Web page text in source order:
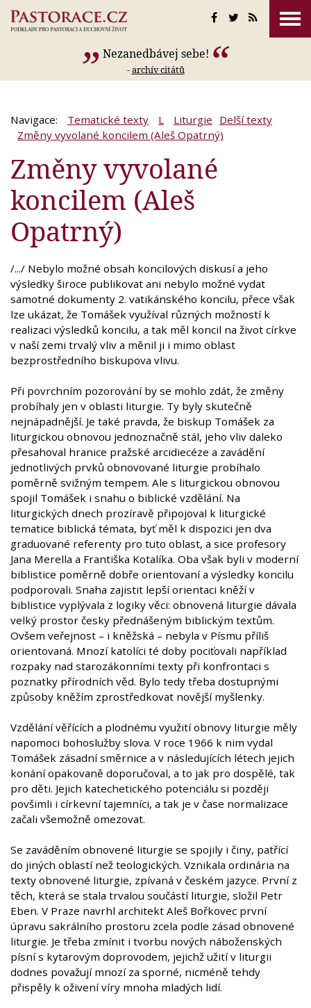
Nezanedbávej sebe!
-archív citátů
Navigace: Tematické texty L Liturgie Delší texty
Změny vyvolané koncilem (Aleš Opatrný)
Změny vyvolané
koncilem (Aleš
Opatrný)
/.../ Nebylo možné obsah koncilových diskusí a jeho
výsledky široce publikovat ani nebylo možné vydat
samotné dokumenty 2. vatikánského koncilu, přece však
lze ukázat, že Tomášek využíval různých možností k
realizaci výsledků koncilu, a tak měl koncil na život církve
v naší zemi trvalý vliv a měnil ji i mimo oblast
bezprostředního biskupova vlivu.
Při povrchním pozorování by se mohlo zdát, že změny
probíhaly jen v oblasti liturgie. Ty byly skutečně
nejnápadnější. Je také pravda, že biskup Tomášek za
liturgickou obnovou jednoznačně stál, jeho vliv daleko
přesahoval hranice pražské arcidiecéze a zavádění
jednotlivých prvků obnovované liturgie probíhalo
poměrně svižným tempem. Ale s liturgickou obnovou
spojil Tomášek i snahu o biblické vzdělání. Na
liturgických dnech prozíravě připojoval k liturgické
tematice biblická témata, byť měl k dispozici jen dva
graduované referenty pro tuto oblast, a sice profesory
Jana Merella a Františka Kotalíka. Oba však byli v moderní
biblistice poměrně dobře orientovaní a výsledky koncilu
podporovali. Snaha zajistit lepší orientaci kněží v
biblistice vyplývala z logiky věci: obnovená liturgie dávala
velký prostor česky přednášeným biblickým textům.
Ovšem veřejnost – i kněžská – nebyla v Písmu příliš
orientovaná. Mnozí katolíci té doby pociťovali například
rozpaky nad starozákonními texty při konfrontaci s
poznatky přírodních věd. Bylo tedy třeba dostupnými
způsoby kněžím zprostředkovat novější myšlenky.
Vzdělání věřících a plodnému využití obnovy liturgie měly
napomoci bohoslužby slova. V roce 1966 k nim vydal
Tomášek zásadní směrnice a v následujících létech jejich
konání opakovaně doporučoval, a to jak pro dospělé, tak
pro děti. Jejich katechetického potenciálu si později
povšimli i církevní tajemníci, a tak je v čase normalizace
začali všemožně omezovat.
Se zaváděním obnovené liturgie se spojily i činy, patřící
do jiných oblastí než teologických. Vznikala ordinária na
texty obnovené liturgie, zpívaná v českém jazyce. První z
těch, která se stala trvalou součástí liturgie, složil Petr
Eben. V Praze navrhl architekt Aleš Bořkovec první
úpravu sakrálního prostoru zcela podle zásad obnovené
liturgie. Je třeba zmínit i tvorbu nových náboženských
písní s kytarovým doprovodem, jejichž užití v liturgii
dodnes považují mnozí za sporné, nicméně tehdy
přispěly k oživení víry mnoha mladých lidí.